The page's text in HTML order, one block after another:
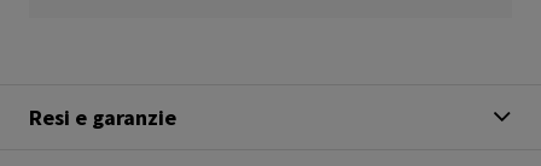
Resi e garanzie